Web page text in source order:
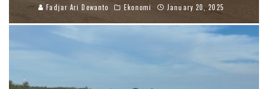
Fadjar Ari Dewanto Ekonomi January 20, 2025